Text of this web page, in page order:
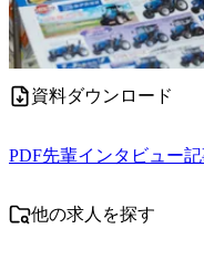
資料ダウンロード
PDF
他の求人を探す